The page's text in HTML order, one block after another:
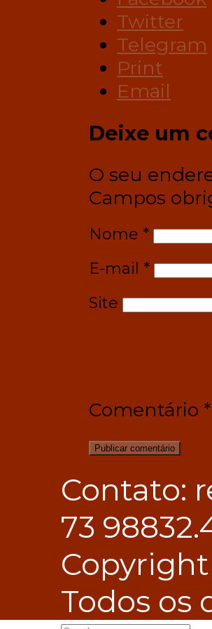
Twitter
Telegram
Print
Email
Deixe um
O seu
Campos
Nome *
E-mail *
Site
Comentário *
Contato:
73
Todos os